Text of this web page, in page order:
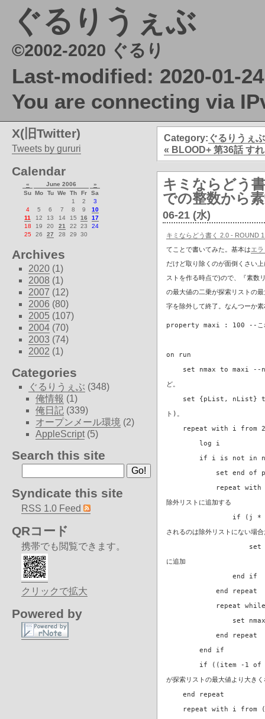
ぐるりうぇぶ
©2002-2020 ぐるり
Last-modified: 2020-01-
You are connecting via
Category: ぐるりうぇぶ
« BLOOD+ 第36話 す
キミならどう
での整数から
06-21 (水)
キミならどう書く 2.0 - ROUND
てことで書いてみた。基本は エ
だけど取り除くのが面倒くさい
ストを作る時点で)ので、『素数
の最大値の二乗が探索リストの
字を除外して終了。なんつーか
property maxi : 100 --これを
on run
set nmax to maxi --nmaxに
ど。
set {pList, nList} to {{},
ト)。
repeat with i from 2 to
log i
if i is not in nList then
set end of pList to i
repeat with j from
除外リストに追加する
if (j * (item -1 of
されるのは除外リストにない場合
set end of nList
に追加
end if
end repeat
repeat while (nmax is
set nmax to nmax
end repeat
end if
if ((item -1 of pList)
が探索リストの最大値より大き
end repeat
repeat with i from
X(旧Twitter)
Tweets by gururi
Calendar
« June 2006
»
Su Mo Tu We Th Fr
Sa
1
2
3
4
5 6 7 8 9
10
11
12 13 14 15 16
17
18
19 20 21 22 23
24
25
26 27 28 29 30
Archives
2020 (1)
2008 (1)
2007 (12)
2006 (80)
2005 (107)
2004 (70)
2003 (74)
2002 (1)
Categories
ぐるりうぇぶ (348)
俺情報 (1)
俺日記 (339)
オープンメール環境 (2)
AppleScript (5)
Search this site
Syndicate this site
RSS 1.0 Feed
QRコード
携帯でも閲覧できます。
クリックで拡大
Powered by